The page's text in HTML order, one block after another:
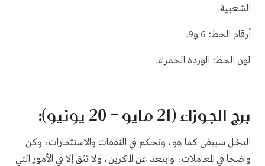
الشعبية.
أرقام الحظ: 6 و9.
لون الحظ: الوردة الحمراء.
برج الجوزاء (21 مايو – 20 يونيو):
الدخل سيبقى كما هو، وتحكم في النفقات والاستثمارات، وكن
واضحا في المعاملات، وابتعد عن الماكرين، ولا تثق إلا في الأمور التي